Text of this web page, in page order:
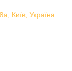
Київ, Україна